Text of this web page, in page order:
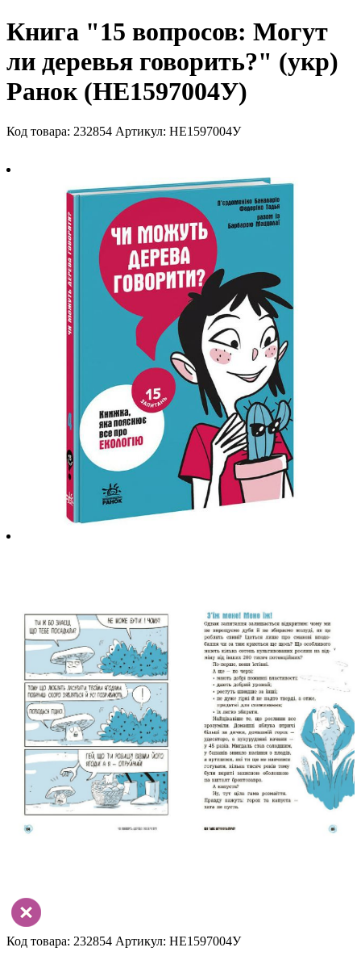
Книга "15 вопросов: Могут
ли деревья говорить?" (укр)
Ранок (НЕ1597004У)
Код товара: 232854 Артикул: НЕ1597004У
Код товара: 232854 Артикул: НЕ1597004У